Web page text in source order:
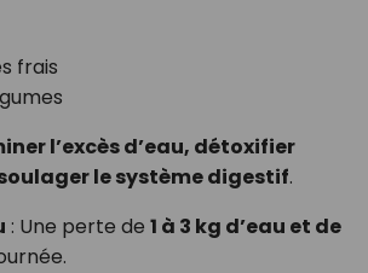
frais
l’excès d’eau, détoxifier
le système digestif.
: Une perte de 1 à 3 kg d’eau et de